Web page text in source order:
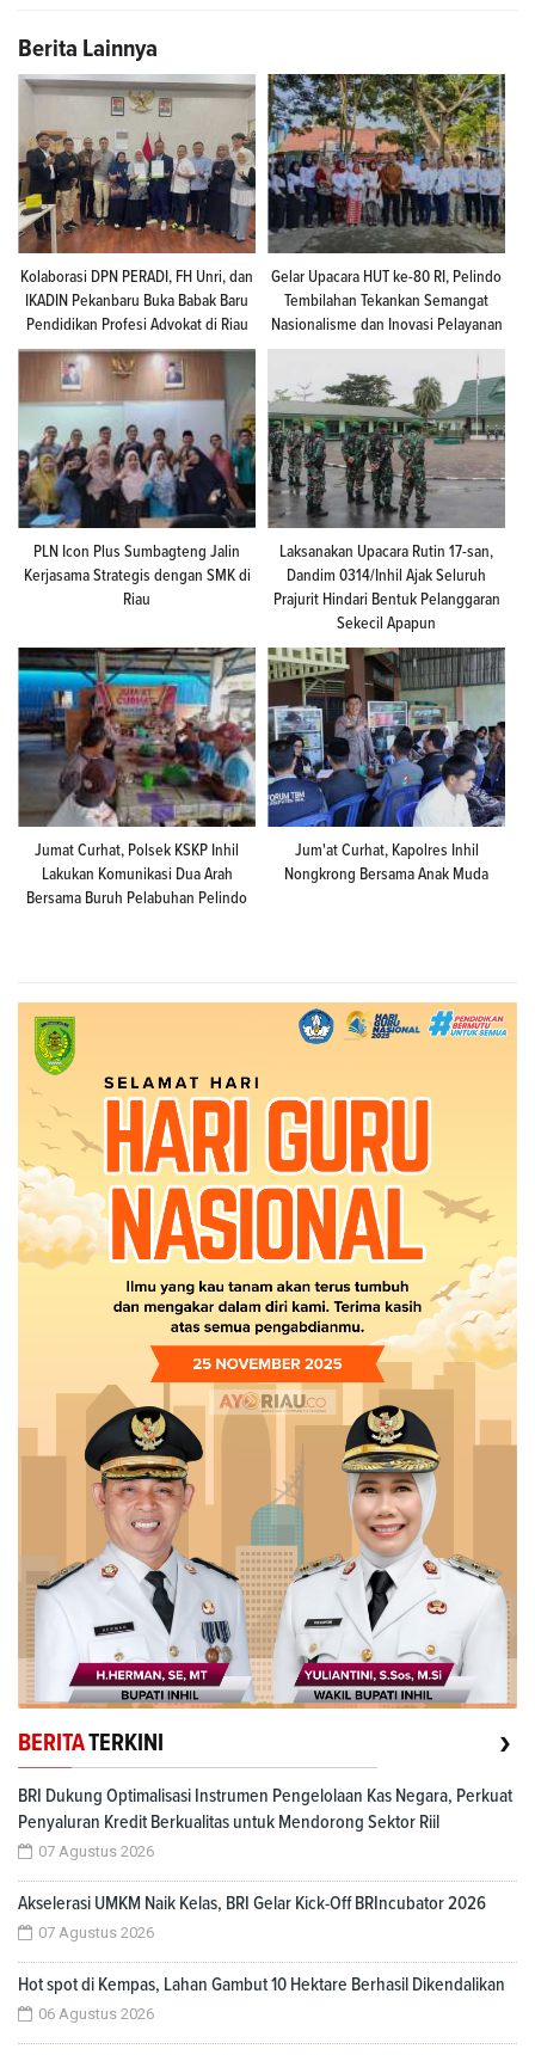
Berita Lainnya
Kolaborasi DPN PERADI, FH Unri, dan
IKADIN Pekanbaru Buka Babak Baru
Pendidikan Profesi Advokat di Riau
Gelar Upacara HUT ke-80 RI, Pelindo
Tembilahan Tekankan Semangat
Nasionalisme dan Inovasi Pelayanan
PLN Icon Plus Sumbagteng Jalin
Kerjasama Strategis dengan SMK di
Riau
Laksanakan Upacara Rutin 17-san,
Dandim 0314/Inhil Ajak Seluruh
Prajurit Hindari Bentuk Pelanggaran
Sekecil Apapun
Jumat Curhat, Polsek KSKP Inhil
Lakukan Komunikasi Dua Arah
Bersama Buruh Pelabuhan Pelindo
Jum'at Curhat, Kapolres Inhil
Nongkrong Bersama Anak Muda
BERITATERKINI ›
BRI Dukung Optimalisasi Instrumen Pengelolaan Kas Negara, Perkuat
Penyaluran Kredit Berkualitas untuk Mendorong Sektor Riil
07 Agustus 2026
Akselerasi UMKM Naik Kelas, BRI Gelar Kick-Off BRIncubator 2026
07 Agustus 2026
Hot spot di Kempas, Lahan Gambut 10 Hektare Berhasil Dikendalikan
06 Agustus 2026